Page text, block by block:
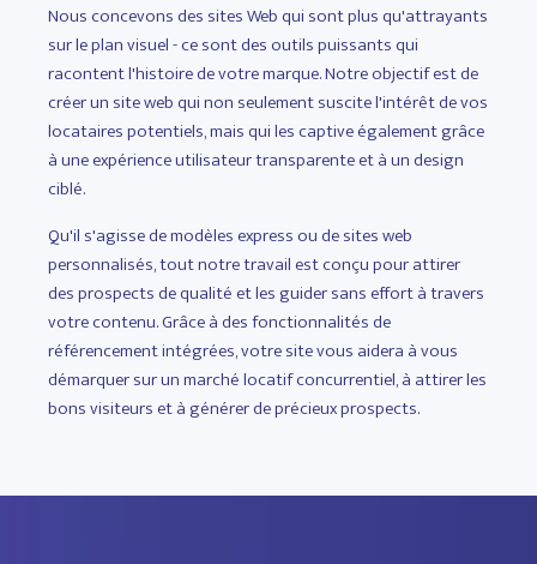
Nous concevons des sites Web qui sont plus qu'attrayants
sur le plan visuel - ce sont des outils puissants qui
racontent l'histoire de votre marque. Notre objectif est de
créer un site web qui non seulement suscite l'intérêt de vos
locataires potentiels, mais qui les captive également grâce
à une expérience utilisateur transparente et à un design
ciblé.
Qu'il s'agisse de modèles express ou de sites web
personnalisés, tout notre travail est conçu pour attirer
des prospects de qualité et les guider sans effort à travers
votre contenu. Grâce à des fonctionnalités de
référencement intégrées, votre site vous aidera à vous
démarquer sur un marché locatif concurrentiel, à attirer les
bons visiteurs et à générer de précieux prospects.